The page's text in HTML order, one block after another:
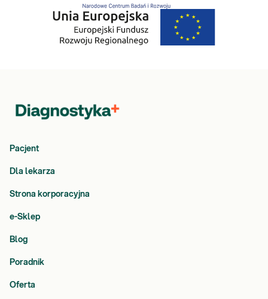
Pacjent
Dla lekarza
Strona korporacyjna
e-Sklep
Blog
Poradnik
Oferta